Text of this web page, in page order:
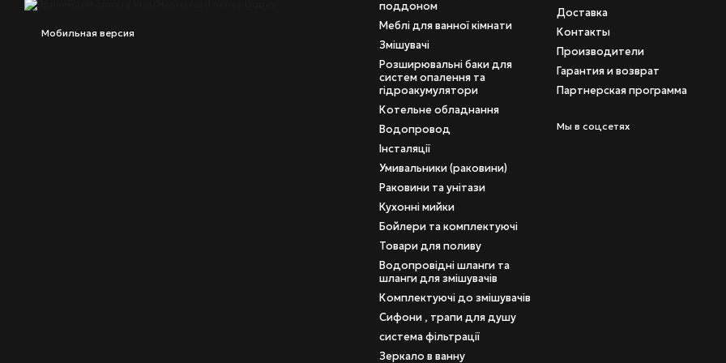
Мобильная версия
поддоном
Меблі для ванної кімнати
Змішувачі
Розширювальні баки для
систем опалення та
гідроакумулятори
Котельне обладнання
Водопровод
Інсталяції
Умивальники (раковини)
Раковини та унітази
Кухонні мийки
Бойлери та комплектуючі
Товари для поливу
Водопровідні шланги та
шланги для змішувачів
Комплектуючі до змішувачів
Сифони , трапи для душу
система фільтрації
Зеркало в ванну
Доставка
Контакты
Производители
Гарантия и возврат
Партнерская программа
Мы в соцсетях